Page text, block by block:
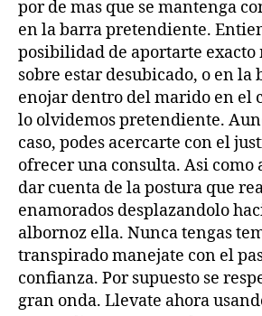
por de mas que se mantenga
en la barra pretendiente.
posibilidad de aportarte exacto
sobre estar desubicado, o en la
enojar dentro del marido en el
lo olvidemos pretendiente.
caso, podes acercarte con el
ofrecer una consulta. Asi­ como
dar cuenta de la postura que
enamorados desplazandolo
albornoz ella. Nunca tengas
transpirado manejate con el
confianza. Por supuesto se
gran onda. Llevate ahora